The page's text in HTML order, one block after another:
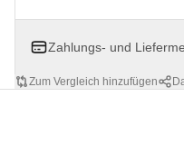
Zahlungs- und
Zum Vergleich hinzufügen